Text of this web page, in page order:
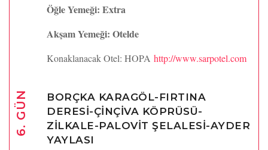
Öğle Yemeği: Extra
Akşam Yemeği: Otelde
Konaklanacak Otel: HOPA http://www.sarpotel.com
6. GÜN
BORÇKA KARAGÖL-FIRTINA
DERESİ-ÇİNÇİVA KÖPRÜSÜ-
ZİLKALE-PALOVİT ŞELALESİ-AYDER
YAYLASI